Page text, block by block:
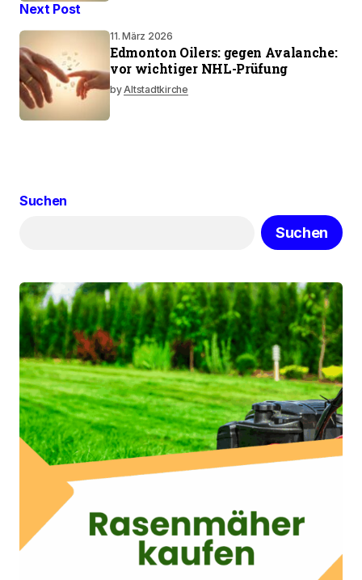
Next Post
11. März 2026
Edmonton Oilers: gegen Avalanche:
vor wichtiger NHL-Prüfung
byAltstadtkirche
Suchen
Suchen